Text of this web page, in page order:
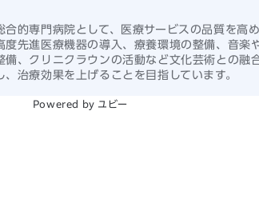
的専門病院として、医療サービスの品質を高
度先進医療機器の導入、療養環境の整備、音楽
備、クリニクラウンの活動など文化芸術との融
治療効果を上げることを目指しています。
Powered by ユビー